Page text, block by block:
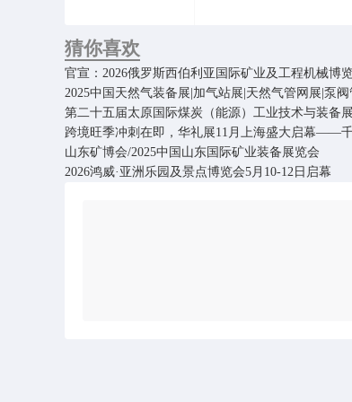
猜你喜欢
官宣：2026俄罗斯西伯利亚国际矿业及工程机械博
2025中国天然气装备展|加气站展|天然气管网展|泵阀
第二十五届太原国际煤炭（能源）工业技术与装备
跨境旺季冲刺在即，华礼展11月上海盛大启幕——
山东矿博会/2025中国山东国际矿业装备展览会
2026鸿威·亚洲乐园及景点博览会5月10-12日启幕